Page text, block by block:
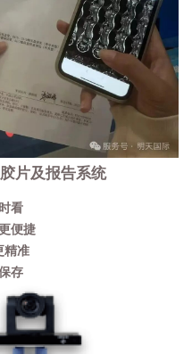
片及报告系统
看
便捷
精准
存